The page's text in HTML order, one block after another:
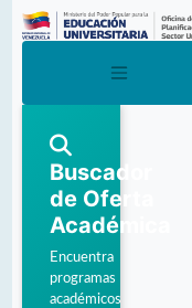
Buscador
de Oferta
Académica
Encuentra
programas
académicos